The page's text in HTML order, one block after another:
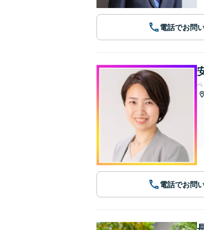
電話でお問
電話でお問